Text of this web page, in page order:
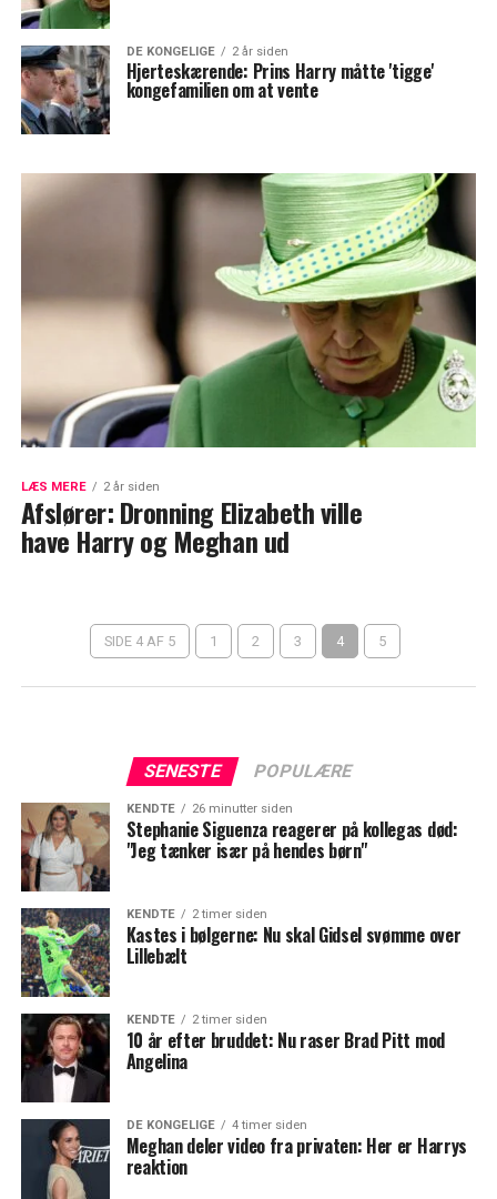
DE KONGELIGE 2 år siden
Hjerteskærende: Prins Harry måtte 'tigge'
kongefamilien om at vente
LÆS MERE 2 år siden
Afslører: Dronning Elizabeth ville
have Harry og Meghan ud
SIDE 4 AF 5 1 2 3 4 5
SENESTE POPULÆRE
KENDTE 26 minutter siden
Stephanie Siguenza reagerer på kollegas død:
"Jeg tænker især på hendes børn"
KENDTE 2 timer siden
Kastes i bølgerne: Nu skal Gidsel svømme over
Lillebælt
KENDTE 2 timer siden
10 år efter bruddet: Nu raser Brad Pitt mod
Angelina
DE KONGELIGE 4 timer siden
Meghan deler video fra privaten: Her er Harrys
reaktion